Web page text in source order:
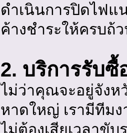
ดำเนินการปิดไฟ
ค้างชำระให้ครบถ้
2. บริการรับ
ไม่ว่าคุณจะอยู่จังห
หาดใหญ่ เรามีทีม
ไม่ต้องเสียเวลาขับ